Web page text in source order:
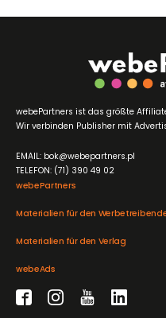
webePartners
Materialien für den
Materialien für den Verlag
webeAds
webePartners ist das größte
Wir verbinden Publisher mit
EMAIL: bok@webepartners.pl
TELEFON: (71) 390 49 02